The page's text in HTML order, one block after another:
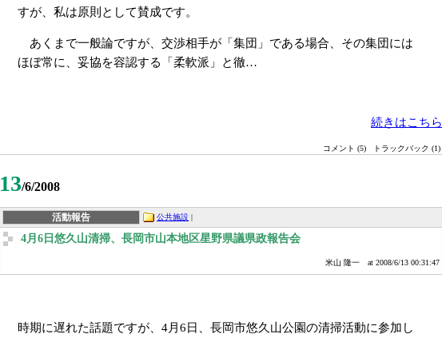
すが、私は原則として賛成です。
あくまで一般論ですが、交渉相手が「集団」である場合、その集団には
ほぼ常に、妥協を容認する「柔軟派」と徹…
続きはこちら
コメント (5) トラックバック (1)
13/6/2008
活動報告 公共施設
4月6日悠久山清掃、長岡市山本地区星野県議県政報告会
米山 隆一 at 2008/6/13 00:31:47
時期に遅れた話題ですが、4月6日、長岡市悠久山公園の清掃活動に参加し